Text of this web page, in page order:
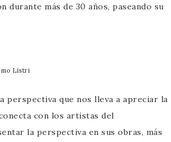
durante más de 30 años, paseando su
Listri
perspectiva que nos lleva a apreciar la
con los artistas del
la perspectiva en sus obras, más